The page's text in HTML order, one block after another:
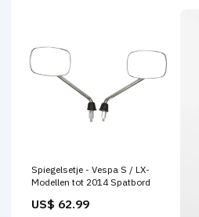
Spiegelsetje - Vespa S / LX-
Modellen tot 2014 Spatbord
US$ 62.99